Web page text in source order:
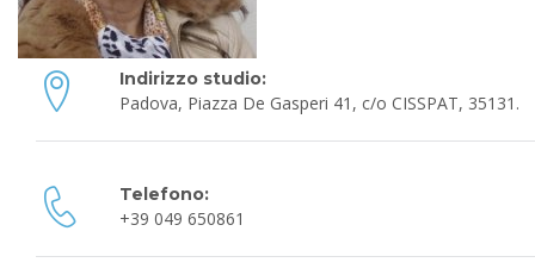
Indirizzo studio:
Padova, Piazza De Gasperi 41, c/o CISSPAT, 35131.
Telefono:
+39 049 650861